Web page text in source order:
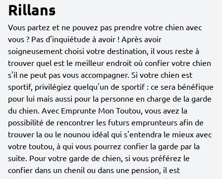
Rillans
Vous partez et ne pouvez pas prendre votre chien avec
vous ? Pas d'inquiétude à avoir ! Après avoir
soigneusement choisi votre destination, il vous reste à
trouver quel est le meilleur endroit où confier votre chien
s'il ne peut pas vous accompagner. Si votre chien est
sportif, privilégiez quelqu'un de sportif : ce sera bénéfique
pour lui mais aussi pour la personne en charge de la garde
du chien. Avec Emprunte Mon Toutou, vous avez la
possibilité de rencontrer les futurs emprunteurs afin de
trouver la ou le nounou idéal qui s'entendra le mieux avec
votre toutou, à qui vous pourrez confier la garde par la
suite. Pour votre garde de chien, si vous préférez le
confier dans un chenil ou dans une pension, il est